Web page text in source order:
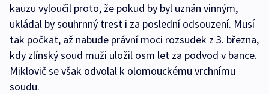
kauzu vyloučil proto, že pokud by byl uznán vinným,
ukládal by souhrnný trest i za poslední odsouzení. Musí
tak počkat, až nabude právní moci rozsudek z 3. března,
kdy zlínský soud muži uložil osm let za podvod v bance.
Miklovič se však odvolal k olomouckému vrchnímu
soudu.